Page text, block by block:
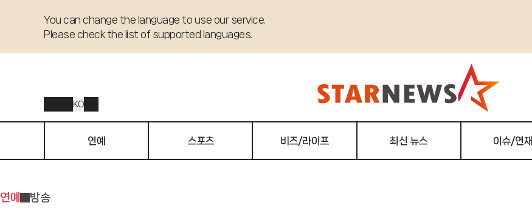
You can change the language to use our service.
Please check the list of supported languages.
KO
연예 스포츠 비즈/라이프 최신 뉴스 이슈/연재
연예 방송